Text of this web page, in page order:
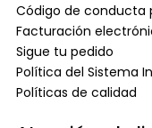
Código de conducta
Facturación
Sigue tu pedido
Política del Sistema
Políticas de calidad